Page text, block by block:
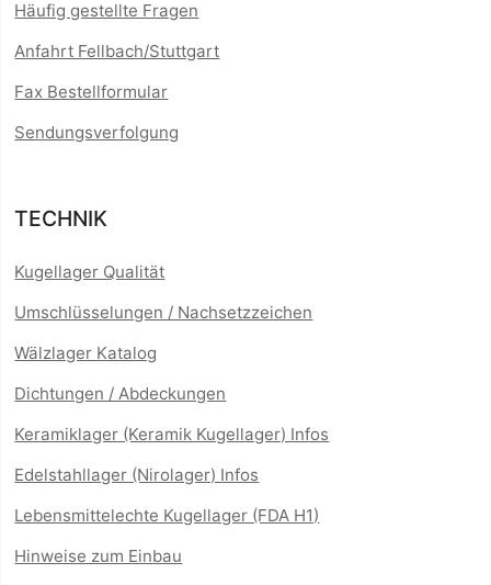
Häufig gestellte Fragen
Anfahrt Fellbach/Stuttgart
Fax Bestellformular
Sendungsverfolgung
TECHNIK
Kugellager Qualität
Umschlüsselungen / Nachsetzzeichen
Wälzlager Katalog
Dichtungen / Abdeckungen
Keramiklager (Keramik Kugellager) Infos
Edelstahllager (Nirolager) Infos
Lebensmittelechte Kugellager (FDA H1)
Hinweise zum Einbau